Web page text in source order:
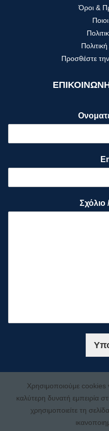
Όροι &
Προσθέστε
Copyright © 2022 e-
Χρησιμοποιούμε
καλύτερη δυνατή εμπειρία
χρησιμοποιείτε τη